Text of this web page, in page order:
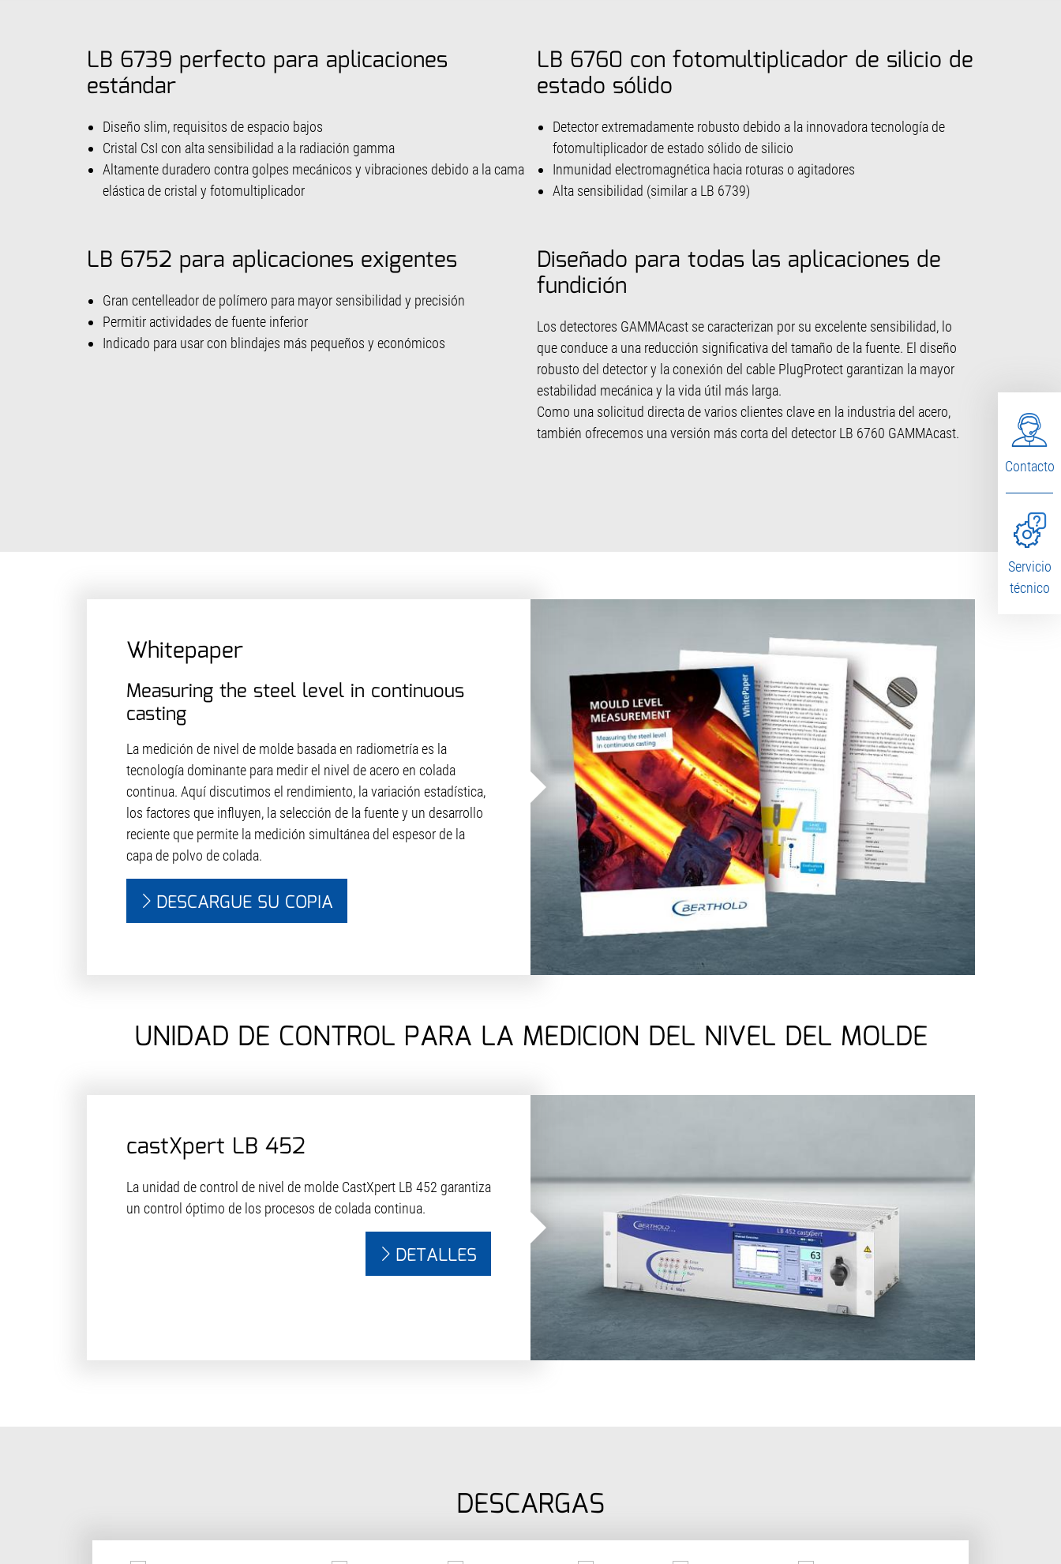
LB 6739 perfecto para aplicaciones
estándar
Diseño slim, requisitos de espacio bajos
Cristal CsI con alta sensibilidad a la radiación gamma
Altamente duradero contra golpes mecánicos y vibraciones debido a la cama
elástica de cristal y fotomultiplicador
LB 6752 para aplicaciones exigentes
Gran centelleador de polímero para mayor sensibilidad y precisión
Permitir actividades de fuente inferior
Indicado para usar con blindajes más pequeños y económicos
LB 6760 con fotomultiplicador de silicio de
estado sólido
Detector extremadamente robusto debido a la innovadora tecnología de
fotomultiplicador de estado sólido de silicio
Inmunidad electromagnética hacia roturas o agitadores
Alta sensibilidad (similar a LB 6739)
Diseñado para todas las aplicaciones de
fundición
Los detectores GAMMAcast se caracterizan por su excelente sensibilidad, lo
que conduce a una reducción significativa del tamaño de la fuente. El diseño
robusto del detector y la conexión del cable PlugProtect garantizan la mayor
estabilidad mecánica y la vida útil más larga.
Como una solicitud directa de varios clientes clave en la industria del acero,
también ofrecemos una versión más corta del detector LB 6760 GAMMAcast.
Whitepaper
Measuring the steel level in continuous
casting
La medición de nivel de molde basada en radiometría es la
tecnología dominante para medir el nivel de acero en colada
continua. Aquí discutimos el rendimiento, la variación estadística,
los factores que influyen, la selección de la fuente y un desarrollo
reciente que permite la medición simultánea del espesor de la
capa de polvo de colada.
DESCARGUE SU COPIA
UNIDAD DE CONTROL PARA LA MEDICION DEL NIVEL DEL MOLDE
castXpert LB 452
La unidad de control de nivel de molde CastXpert LB 452 garantiza
un control óptimo de los procesos de colada continua.
DETALLES
DESCARGAS
Contacto
Servicio
técnico